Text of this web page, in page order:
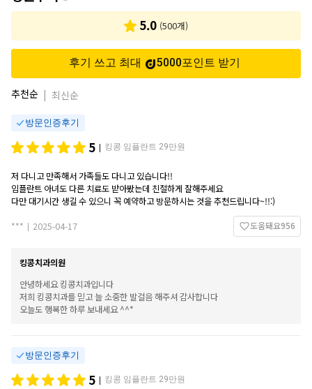
기
5.0 (500개)
후기 쓰고 최대 5000포인트 받기
추천순 | 최신순
방문인증후기
5 킹콩 임플란트 29만원
저 다니고 만족해서 가족들도 다니고 있습니다!!
임플란트 아녀도 다른 치료도 받아봤는데 친절하게 잘해주세요
다만 대기시간 생길 수 있으니 꼭 예약하고 방문하시는 것을 추천드립니다~!!:)
***
2025-04-17 도움돼요956
킹콩치과의원
안녕하세요 킹콩치과입니다
저희 킹콩치과를 믿고 늘 소중한 발걸음 해주셔 감사합니다
오늘도 행복한 하루 보내세요 ^^*
방문인증후기
5 | 킹콩 임플란트 29만원